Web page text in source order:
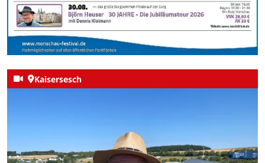
Kaisersesch